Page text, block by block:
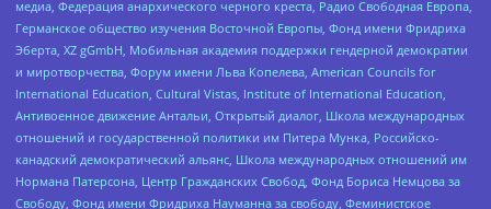
медиа, Федерация анархического черного креста, Радио Свободная Европа,
Германское общество изучения Восточной Европы, Фонд имени Фридриха
Эберта, XZ gGmbH, Мобильная академия поддержки гендерной демократии
и миротворчества, Форум имени Льва Копелева, American Councils for
International Education, Cultural Vistas, Institute of International Education,
Антивоенное движение Антальи, Открытый диалог, Школа международных
отношений и государственной политики им Питера Мунка, Российско-
канадский демократический альянс, Школа международных отношений им
Нормана Патерсона, Центр Гражданских Свобод, Фонд Бориса Немцова за
Свободу, Фонд имени Фридриха Науманна за свободу, Феминистское